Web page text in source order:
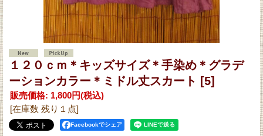
１２０ｃｍ＊キッズサイズ＊手染め＊グラデ
ーションカラー＊ミドル丈スカート [5]
販売価格: 1,800円(税込)
[在庫数 残り１点]
Facebookでシェア